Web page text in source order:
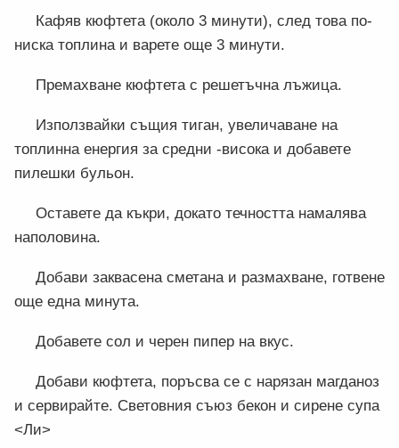
Кафяв кюфтета (около 3 минути), след това по-
ниска топлина и варете още 3 минути.
Премахване кюфтета с решетъчна лъжица.
Използвайки същия тиган, увеличаване на
топлинна енергия за средни -висока и добавете
пилешки бульон.
Оставете да къкри, докато течността намалява
наполовина.
Добави заквасена сметана и размахване, готвене
още една минута.
Добавете сол и черен пипер на вкус.
Добави кюфтета, поръсва се с нарязан магданоз
и сервирайте. Световния съюз бекон и сирене супа
<Ли>